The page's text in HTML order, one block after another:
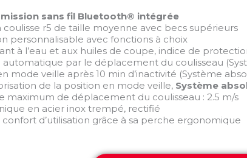
sans fil Bluetooth® intégrée
coulisse r5 de taille moyenne avec becs supérieurs
personnalisable avec fonctions à choix
à l’eau et aux huiles de coupe, indice de
automatique par le déplacement du coulisseau
mode veille après 10 min d’inactivité (Système
de la position en mode veille, Système
maximum de déplacement du coulisseau : 2.5 m/s
en acier inox trempé, rectifié
confort d’utilisation grâce à sa perche ergonomique